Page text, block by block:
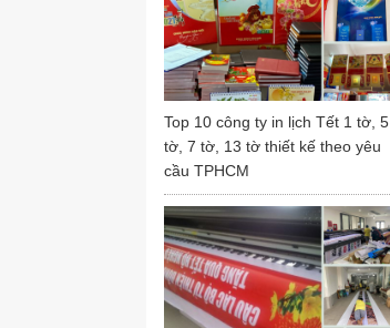
Top 10 công ty in lịch Tết 1 tờ, 5
tờ, 7 tờ, 13 tờ thiết kế theo yêu
cầu TPHCM